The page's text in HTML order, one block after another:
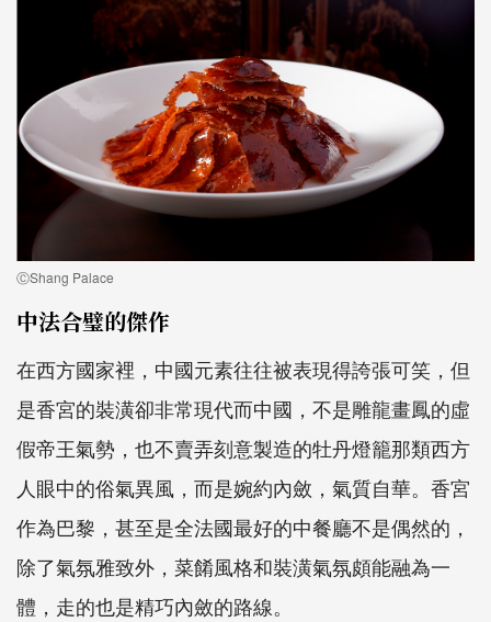
ⒸShang Palace
中法合璧的傑作
在西方國家裡，中國元素往往被表現得誇張可笑，但
是香宮的裝潢卻非常現代而中國，不是雕龍畫鳳的虛
假帝王氣勢，也不賣弄刻意製造的牡丹燈籠那類西方
人眼中的俗氣異風，而是婉約內斂，氣質自華。香宮
作為巴黎，甚至是全法國最好的中餐廳不是偶然的，
除了氣氛雅致外，菜餚風格和裝潢氣氛頗能融為一
體，走的也是精巧內斂的路線。